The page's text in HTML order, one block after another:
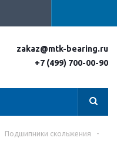
zakaz@mtk-bearing.ru
+7 (499) 700-00-90
Подшипники скольжения
-